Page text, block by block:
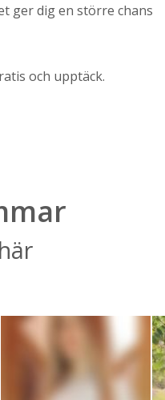
ger dig en större chans
och upptäck.